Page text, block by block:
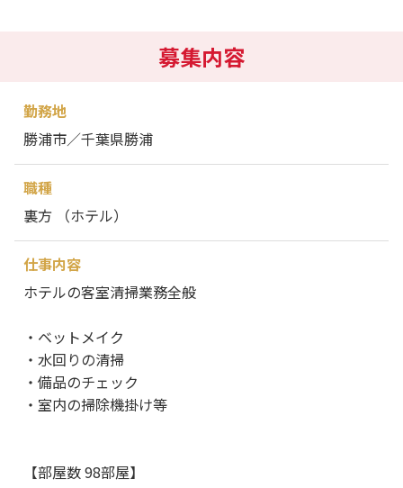
募集内容
勤務地
勝浦市／千葉県勝浦
職種
裏方 （ホテル）
仕事内容
ホテルの客室清掃業務全般
・ベットメイク
・水回りの清掃
・備品のチェック
・室内の掃除機掛け等
【部屋数 98部屋】